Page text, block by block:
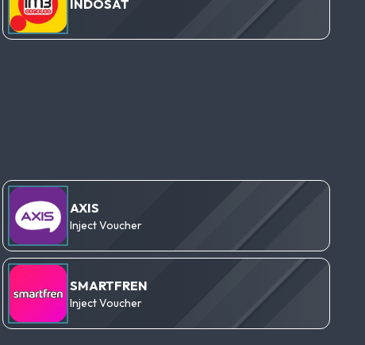
INDOSAT
AXIS
Inject Voucher
SMARTFREN
Inject Voucher